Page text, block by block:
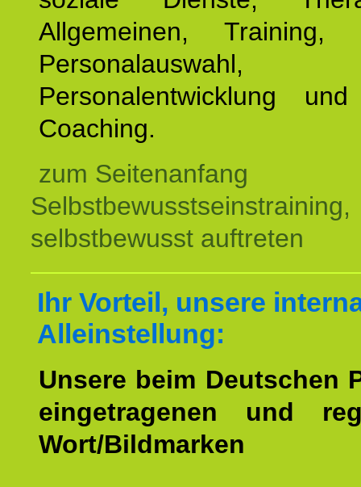
Allgemeinen, Training,
Personalauswahl,
Personalentwicklung
Coaching.
zum Seitenanfang
Selbstbewusstseinstraining,
selbstbewusst auftreten
Ihr Vorteil, unsere
Alleinstellung:
Unsere beim Deutschen
eingetragenen und
Wort/Bildmarken